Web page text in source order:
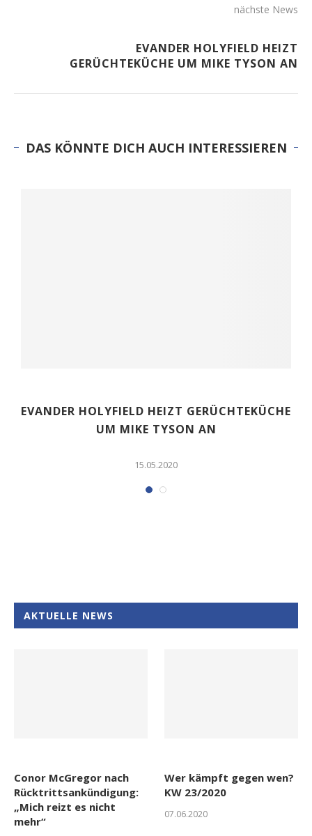
nächste News
EVANDER HOLYFIELD HEIZT
GERÜCHTEKÜCHE UM MIKE TYSON AN
DAS KÖNNTE DICH AUCH INTERESSIEREN
EVANDER HOLYFIELD HEIZT GERÜCHTEKÜCHE
UM MIKE TYSON AN
15.05.2020
AKTUELLE NEWS
Conor McGregor nach
Rücktrittsankündigung:
„Mich reizt es nicht
mehr“
Wer kämpft gegen wen?
KW 23/2020
07.06.2020